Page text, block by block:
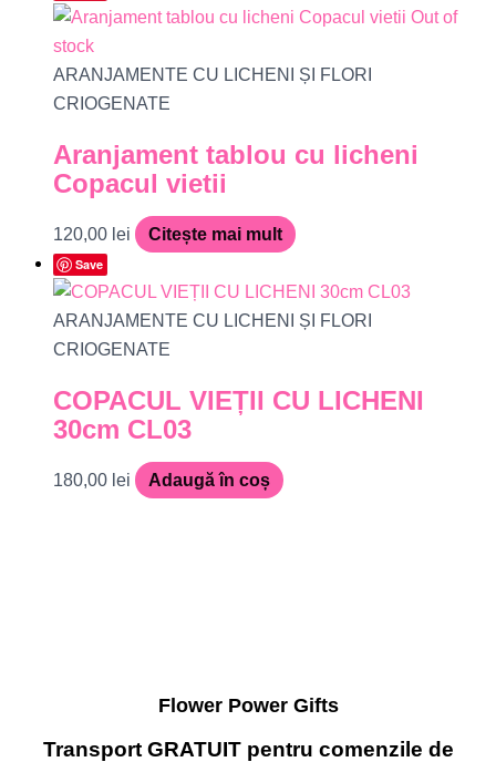
Out of
stock
ARANJAMENTE CU LICHENI ȘI FLORI
CRIOGENATE
Aranjament tablou cu licheni
Copacul vietii
120,00 lei Citește mai mult
Save
ARANJAMENTE CU LICHENI ȘI FLORI
CRIOGENATE
COPACUL VIEȚII CU LICHENI
30cm CL03
180,00 lei Adaugă în coș
Flower Power Gifts
Transport GRATUIT pentru comenzile de